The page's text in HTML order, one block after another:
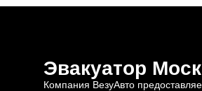
Эвакуатор
Компания ВезуАвто